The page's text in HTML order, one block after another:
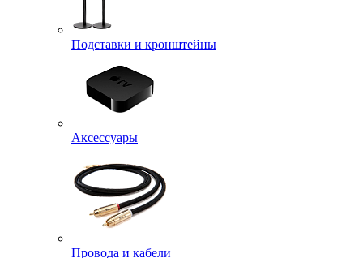
Подставки и кронштейны
Аксессуары
Провода и кабели